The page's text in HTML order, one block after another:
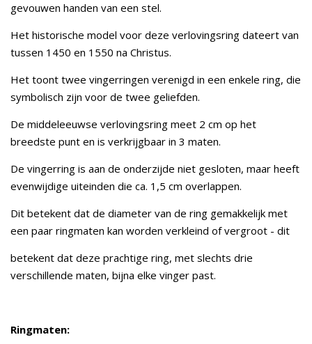
gevouwen handen van een stel.
Het historische model voor deze verlovingsring dateert van
tussen 1450 en 1550 na Christus.
Het toont twee vingerringen verenigd in een enkele ring, die
symbolisch zijn voor de twee geliefden.
De middeleeuwse verlovingsring meet 2 cm op het
breedste punt en is verkrijgbaar in 3 maten.
De vingerring is aan de onderzijde niet gesloten, maar heeft
evenwijdige uiteinden die ca. 1,5 cm overlappen.
Dit betekent dat de diameter van de ring gemakkelijk met
een paar ringmaten kan worden verkleind of vergroot - dit
betekent dat deze prachtige ring, met slechts drie
verschillende maten, bijna elke vinger past.
Ringmaten: